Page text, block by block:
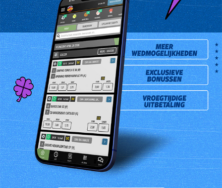
Bharat Store gevestigd aan de Verlengde Hogestraat 15a.
Dhr. Emiel Sandvliet is de gelukkige Match 3 winnaar van
donderdag 22 augustus 2013. Hij kocht 2 maal dezelfde
combinatie en won hierdoor SRD 4000,-. De winnende combinatie
kocht hij bij G.H. Supermarkt gevestigd aan de Ramdajalstraat 17.
Prev
Next